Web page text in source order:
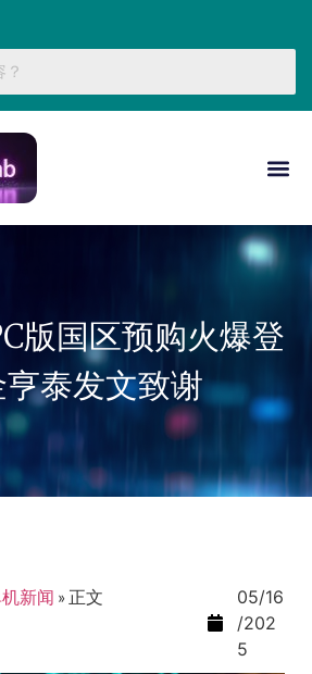
版国区预购火爆登
泰发文致谢
新闻 » 正文
05/16
/202
5